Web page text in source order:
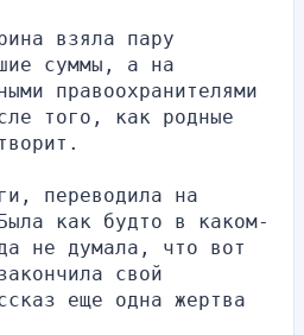
взяла пару
суммы, а на
правоохранителями
того, как родные
переводила на
как будто в каком-
не думала, что вот
свой
еще одна жертва